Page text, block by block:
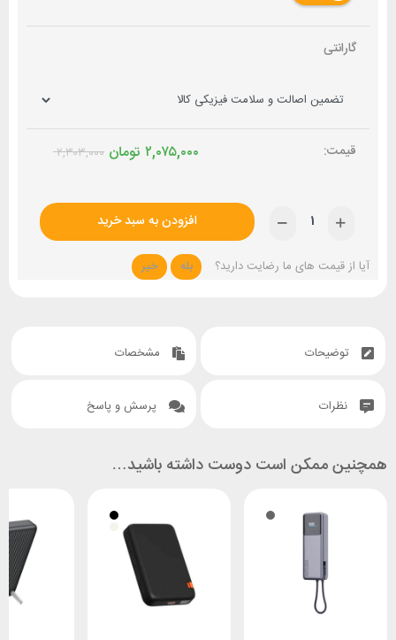
گارانتی
۲,۳۰۳,۰۰۰ تومان ۲,۰۷۵,۰۰۰
افزودن به سبد خرید
آیا از قیمت های ما رضایت دارید؟ بله خیر
توضیحات مشخصات
نظرات پرسش و پاسخ
همچنین ممکن است دوست داشته باشید…